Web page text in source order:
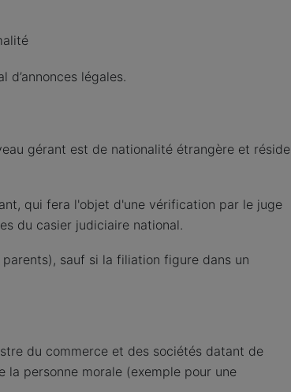
d’annonces légales.
gérant est de nationalité étrangère et réside
qui fera l'objet d'une vérification par le juge
du casier judiciaire national.
sauf si la filiation figure dans un
du commerce et des sociétés datant de
personne morale (exemple pour une